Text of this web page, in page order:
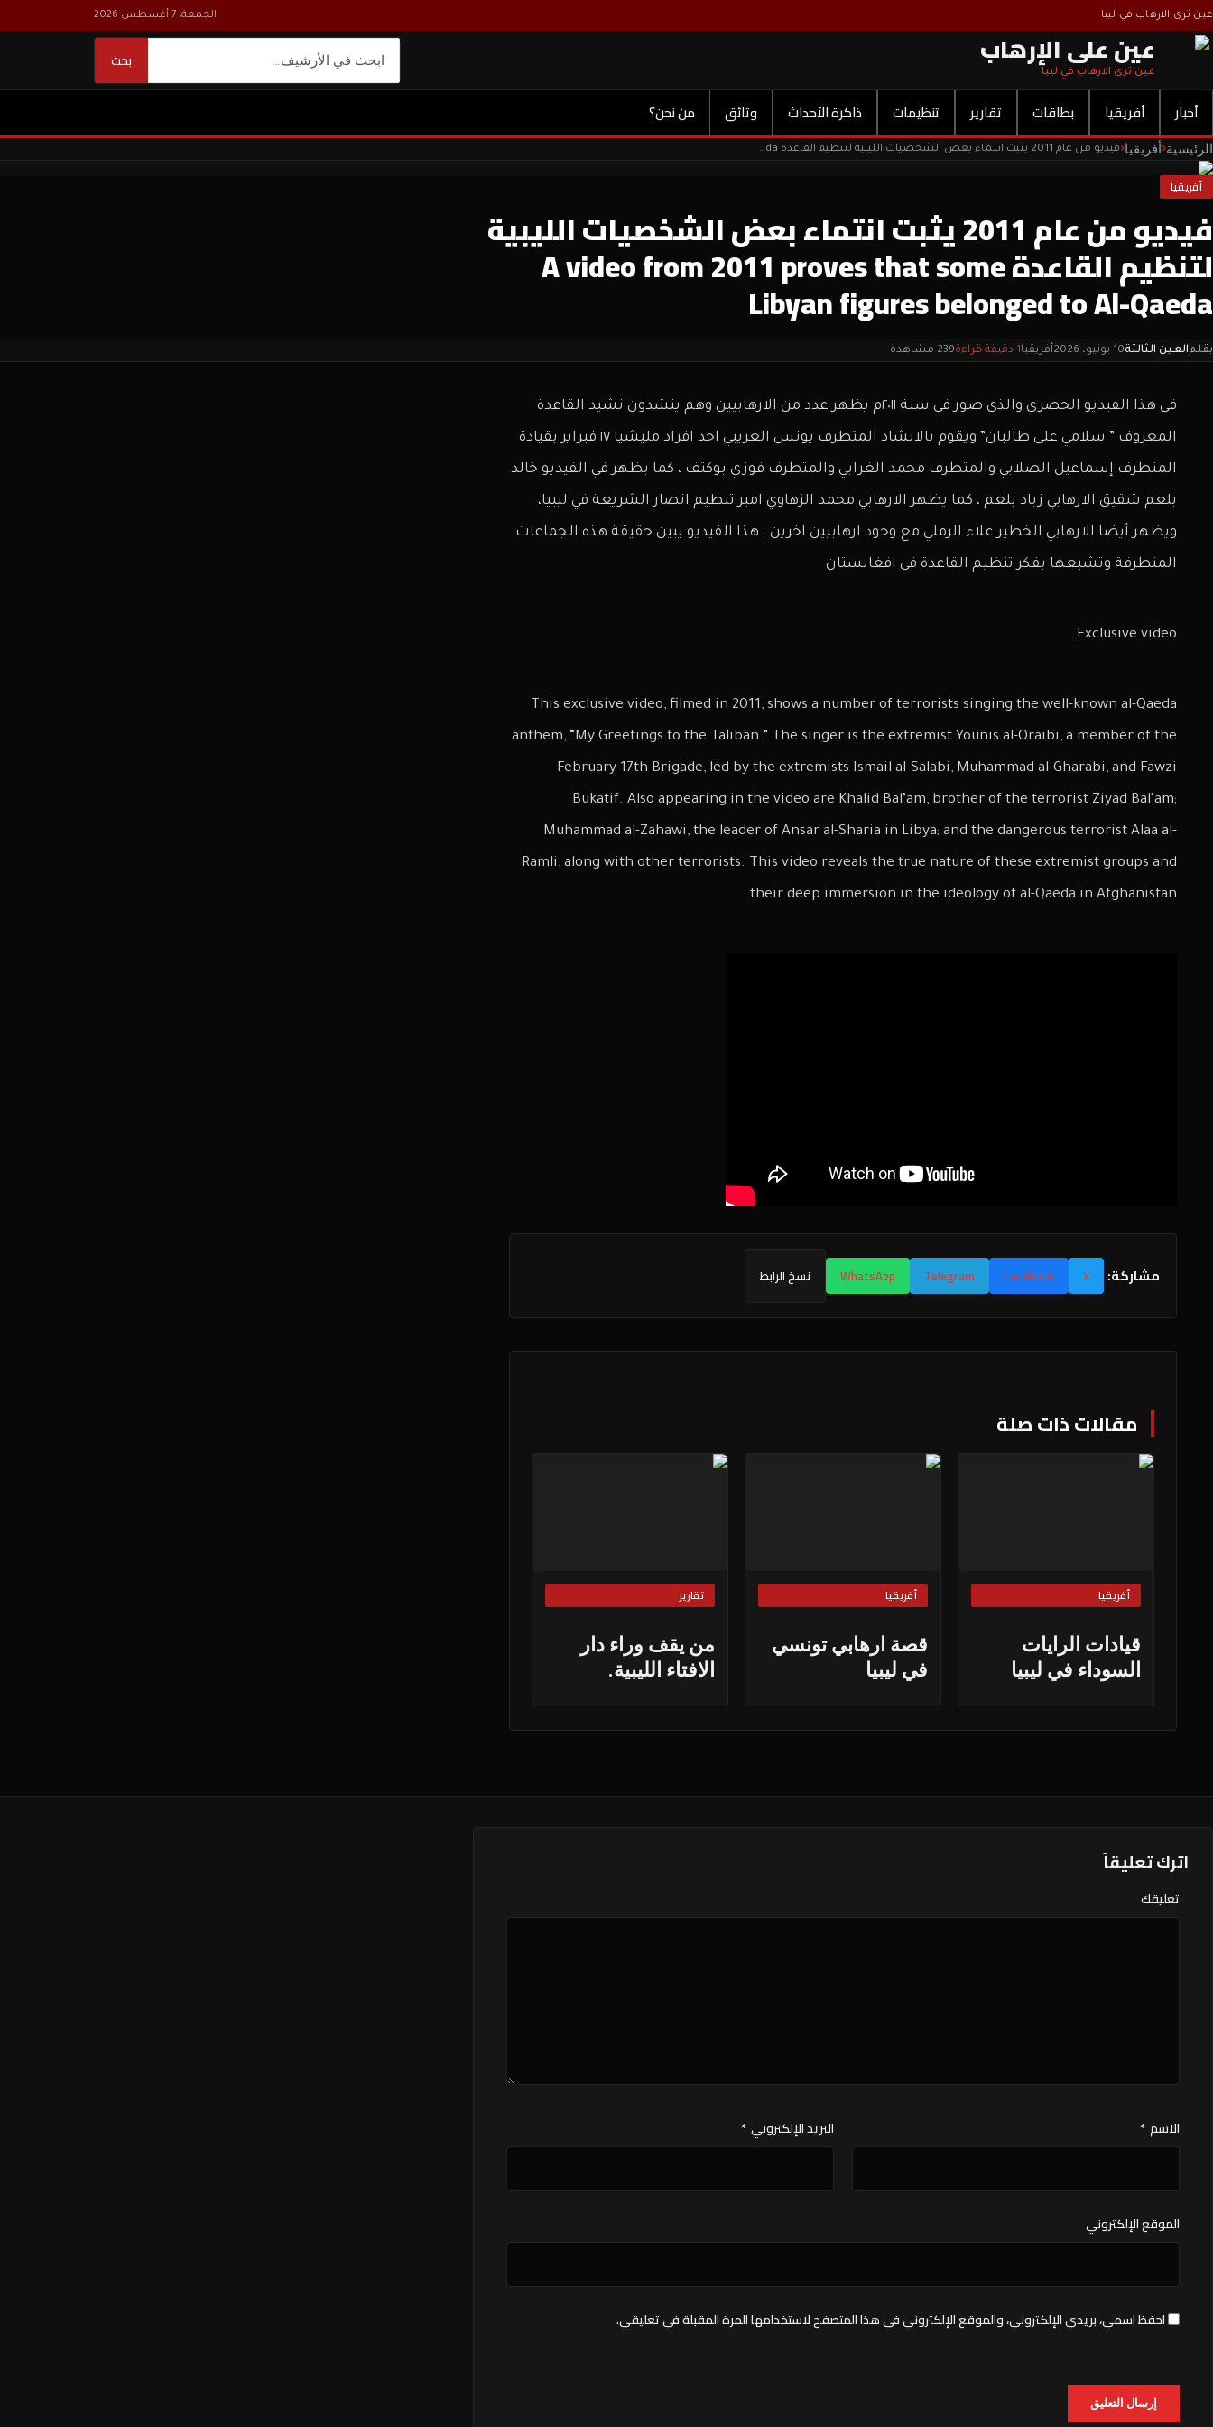
عين ترى الارهاب في ليبا الجمعة، 7 أغسطس 2026
عين على الإرهاب
عين ترى الارهاب في ليبا
بحث
أخبار أفريقيا بطاقات تقارير تنظيمات ذاكرة الأحداث وثائق من نحن؟
الرئيسية‹أفريقيا‹ فيديو من عام 2011 يثبت انتماء بعض الشخصيات الليبية لتنظيم القاعدة A video from 2011 proves that some Libyan figures belonged to Al-Qaeda
أفريقيا
فيديو من عام 2011 يثبت انتماء بعض الشخصيات الليبية
لتنظيم القاعدة A video from 2011 proves that some
Libyan figures belonged to Al-Qaeda
بقلمالعين الثالثة10 يونيو، 2026 أفريقيا1 دقيقة قراءة 239 مشاهدة
في هذا الفيديو الحصري والذي صور في سنة ٢٠١١م يظهر عدد من الارهابيين وهم ينشدون نشيد القاعدة
المعروف ” سلامي على طالبان” ويقوم بالانشاد المتطرف يونس العريبي احد افراد مليشيا ١٧ فبراير بقيادة
المتطرف إسماعيل الصلابي والمتطرف محمد الغرابي والمتطرف فوزي بوكتف ، كما يظهر في الفيديو خالد
بلعم شقيق الارهابي زياد بلعم ، كما يظهر الارهابي محمد الزهاوي امير تنظيم انصار الشريعة في ليبيا،
ويظهر أيضا الارهابي الخطير علاء الرملي مع وجود ارهابيين اخرين ، هذا الفيديو يبين حقيقة هذه الجماعات
المتطرفة وتشبعها بفكر تنظيم القاعدة في افغانستان
Exclusive video.
This exclusive video, filmed in 2011, shows a number of terrorists singing the well-known al-Qaeda
anthem, “My Greetings to the Taliban.” The singer is the extremist Younis al-Oraibi, a member of the
February 17th Brigade, led by the extremists Ismail al-Salabi, Muhammad al-Gharabi, and Fawzi
Bukatif. Also appearing in the video are Khalid Bal’am, brother of the terrorist Ziyad Bal’am;
Muhammad al-Zahawi, the leader of Ansar al-Sharia in Libya; and the dangerous terrorist Alaa al-
Ramli, along with other terrorists. This video reveals the true nature of these extremist groups and
their deep immersion in the ideology of al-Qaeda in Afghanistan.
مشاركة: X
Facebook
Telegram
WhatsApp نسخ الرابط
مقالات ذات صلة
أفريقيا
قيادات الرايات
السوداء في ليبيا
أفريقيا
قصة ارهابي تونسي
في ليبيا
تقارير
من يقف وراء دار
الافتاء الليبية.
اترك تعليقاً
تعليقك
الاسم * البريد الإلكتروني *
الموقع الإلكتروني
احفظ اسمي، بريدي الإلكتروني، والموقع الإلكتروني في هذا المتصفح لاستخدامها المرة المقبلة في تعليقي.